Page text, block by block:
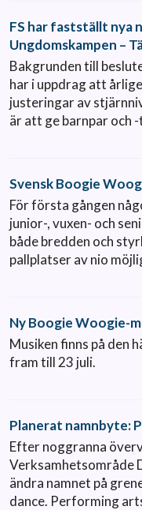
FS har fastställt
Ungdomskampen –
Bakgrunden till
har i uppdrag att
justeringar av
är att ge barnpar och
Svensk Boogie
För första gången
junior-, vuxen- och
både bredden och
pallplatser av nio
Ny Boogie Woogie-
Musiken finns på den
fram till 23 juli.
Planerat namnbyte:
Efter noggranna
Verksamhetsområde
ändra namnet på
dance. Performing